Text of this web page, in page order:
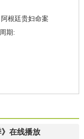
根廷贵妇命案
期:
》在线播放